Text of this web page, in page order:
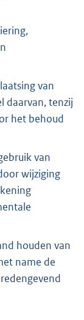
van
daarvan, tenzij
het behoud
van
wijziging
houden van
name de